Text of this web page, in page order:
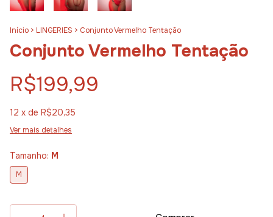
Início > LINGERIES > Conjunto Vermelho Tentação
Conjunto Vermelho Tentação
R$199,99
12 x de R$20,35
Ver mais detalhes
Tamanho: M
M